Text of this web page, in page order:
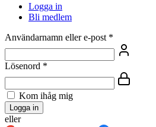
Logga in
Bli medlem
Användarnamn eller e-post *
Lösenord *
Kom ihåg mig
Logga in
eller